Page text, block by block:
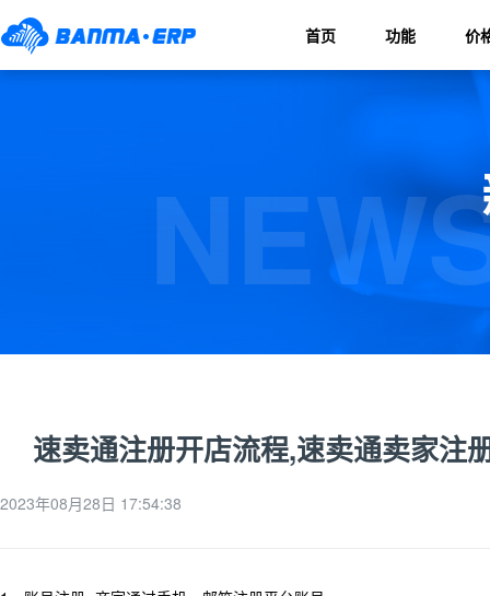
首页 功能 价
速卖通注册开店流程,速卖通卖家注
2023年08月28日 17:54:38